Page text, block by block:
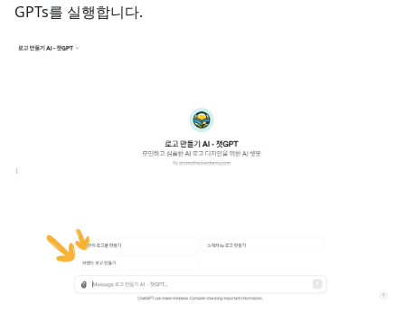
GPTs를 실행합니다.